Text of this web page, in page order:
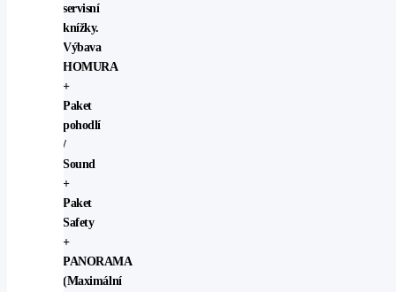
servisní
knížky.
Výbava
HOMURA
+
Paket
pohodlí
/
Sound
+
Paket
Safety
+
PANORAMA
(Maximální